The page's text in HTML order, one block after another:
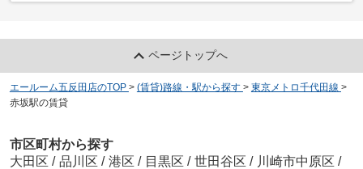
ページトップへ
エールーム五反田店のTOP > (賃貸)路線・駅から探す > 東京メトロ千代田線 >
赤坂駅の賃貸
市区町村から探す
大田区 / 品川区 / 港区 / 目黒区 / 世田谷区 / 川崎市中原区 /